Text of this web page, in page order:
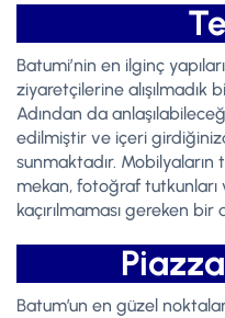
Batumi’nin en ilginç
ziyaretçilerine alışılmadık
Adından da
edilmiştir ve içeri
sunmaktadır.
mekan, fotoğraf
kaçırılmaması gereken bir
Batum’un en güzel